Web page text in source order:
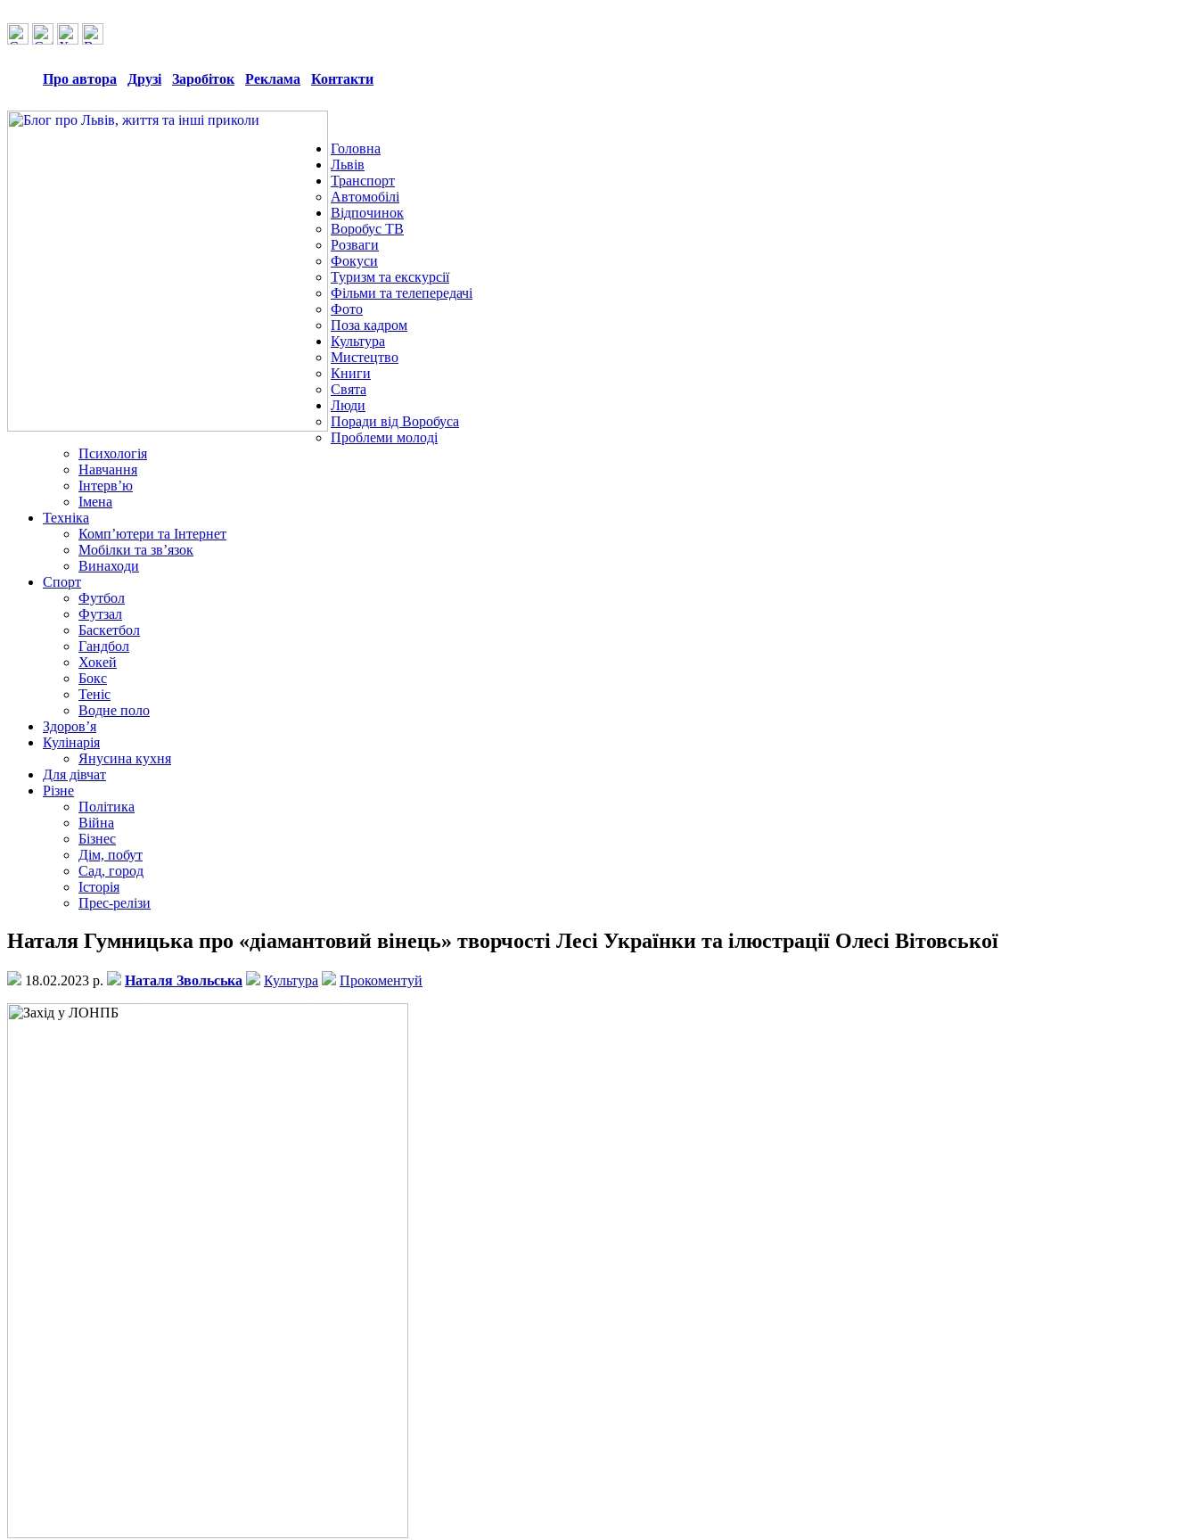
Про автора Друзі Заробіток Реклама Контакти
Головна
Львів
Транспорт
Автомобілі
Відпочинок
Воробус ТВ
Розваги
Фокуси
Туризм та екскурсії
Фільми та телепередачі
Фото
Поза кадром
Культура
Мистецтво
Книги
Свята
Люди
Поради від Воробуса
Проблеми молоді
Психологія
Навчання
Інтерв’ю
Імена
Техніка
Комп’ютери та Інтернет
Мобілки та зв’язок
Винаходи
Спорт
Футбол
Футзал
Баскетбол
Гандбол
Хокей
Бокс
Теніс
Водне поло
Здоров’я
Кулінарія
Янусина кухня
Для дівчат
Різне
Політика
Війна
Бізнес
Дім, побут
Сад, город
Історія
Прес-релізи
Наталя Гумницька про «діамантовий вінець» творчості Лесі Українки та ілюстрації Олесі Вітовської
18.02.2023 р. Наталя Звольська Культура Прокоментуй